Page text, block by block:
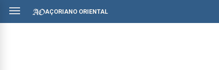
AÇORIANO ORIENTAL